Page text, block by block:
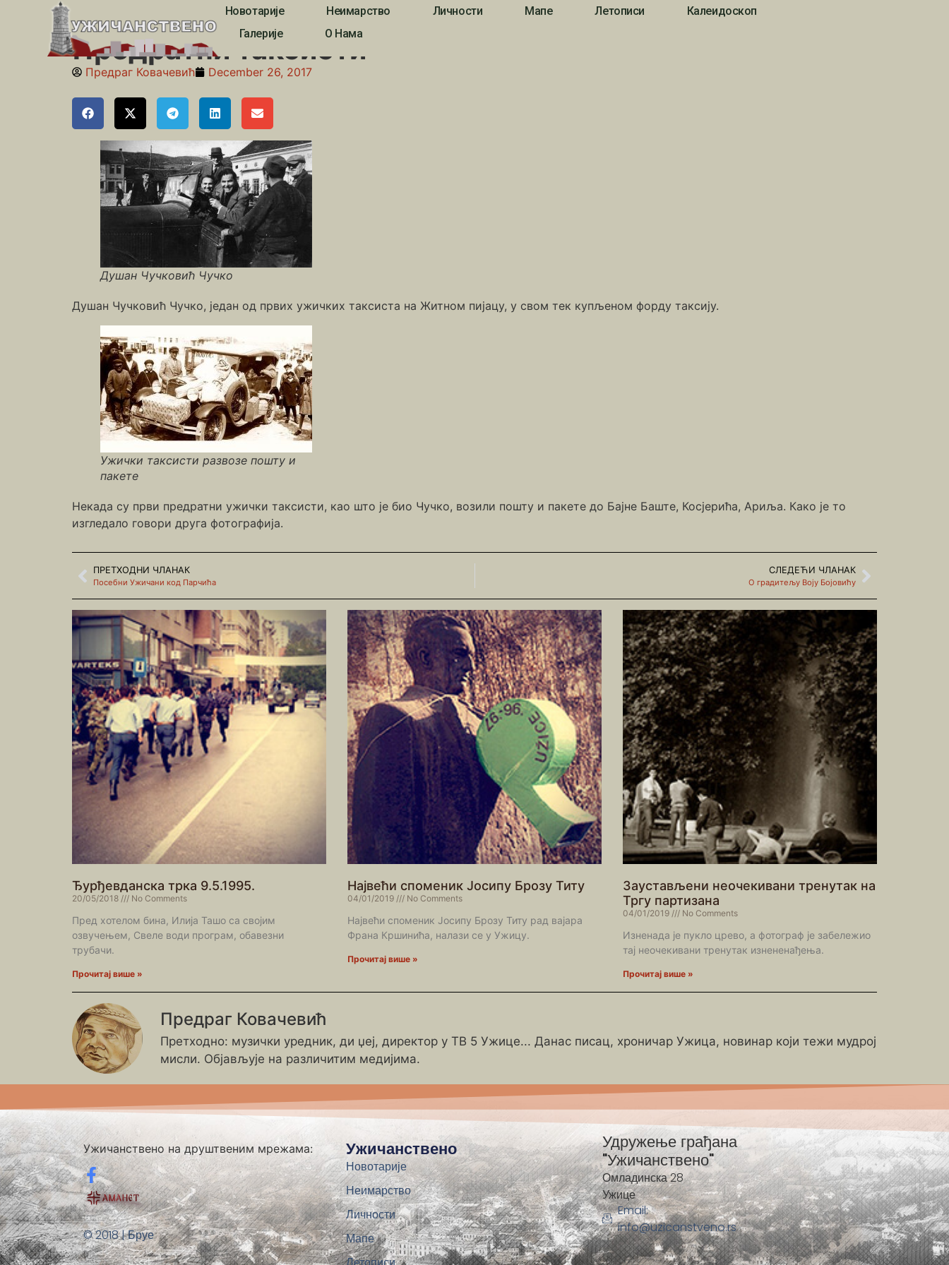
Новотарије Неимарство Личности Мапе Летописи
Калеидоскоп
Галерије
О Нама
Предратни таксисти
Предратни таксисти
Предраг Ковачевић December 26, 2017
Душан Чучковић Чучко
Душан Чучковић Чучко, један од првих ужичких таксиста на Житном пијацу, у свом тек купљеном форду таксију.
Ужички таксисти развозе пошту и
пакете
Некада су први предратни ужички таксисти, као што је био Чучко, возили пошту и пакете до Бајне Баште, Косјерића, Ариља. Како је то
изгледало говори друга фотографија.
ПРЕТХОДНИ ЧЛАНАК
Посебни Ужичани код Парчића
СЛЕДЕЋИ ЧЛАНАК
О градитељу Воју Бојовићу
Ђурђевданска трка 9.5.1995.
20/05/2018 No Comments
Пред хотелом бина, Илија Ташо са својим
озвучењем, Свеле води програм, обавезни
трубачи.
Прочитај више »
Највећи споменик Јосипу Брозу Титу
04/01/2019 No Comments
Највећи споменик Јосипу Брозу Титу рад вајара
Франа Кршинића, налази се у Ужицу.
Прочитај више »
Заустављени неочекивани тренутак на
Тргу партизана
04/01/2019 No Comments
Изненада је пукло црево, а фотограф је забележио
тај неочекивани тренутак изнененађења.
Прочитај више »
Предраг Ковачевић
Претходно: музички уредник, ди џеј, директор у ТВ 5 Ужице... Данас писац, хроничар Ужица, новинар који тежи мудрој
мисли. Објављује на различитим медијима.
Ужичанствено на друштвеним мрежама:
© 2018 | Бруе
Ужичанствено
Новотарије
Неимарство
Личности
Мапе
Удружење грађана
"Ужичанствено"
Омладинска 28
Ужице
Email:
info@uzicanstveno.rs